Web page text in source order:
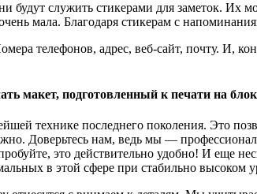
будут служить стикерами для заметок. Их
мала. Благодаря стикерам с
телефонов, адрес, веб-сайт, почту. И,
макет, подготовленный к печати на
технике последнего поколения. Это
Доверьтесь нам, ведь мы —
это действительно удобно! И еще
в этой сфере при стабильно высоком